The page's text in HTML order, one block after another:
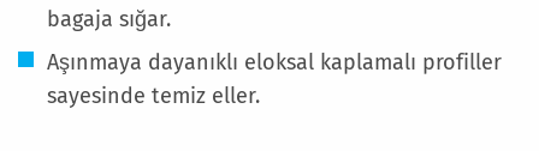
bagaja sığar.
Aşınmaya dayanıklı eloksal kaplamalı profiller
sayesinde temiz eller.